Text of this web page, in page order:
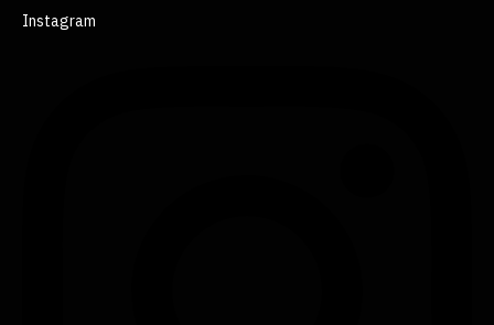
Instagram